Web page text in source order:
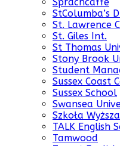
StColumba’s
St. Lawrence
St. Giles Int.
St Thomas
Stony Brook
Student
Sussex Coast
Sussex School
Swansea
Szkoła
TALK English
Tamwood